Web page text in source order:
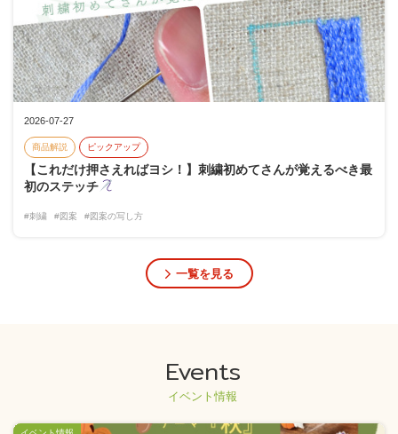
2026-07-27
商品解説 ピックアップ
【これだけ押さえればヨシ！】刺繍初めてさんが覚えるべき最
初のステッチ
#刺繍 #図案 #図案の写し方
一覧を見る
Events
イベント情報